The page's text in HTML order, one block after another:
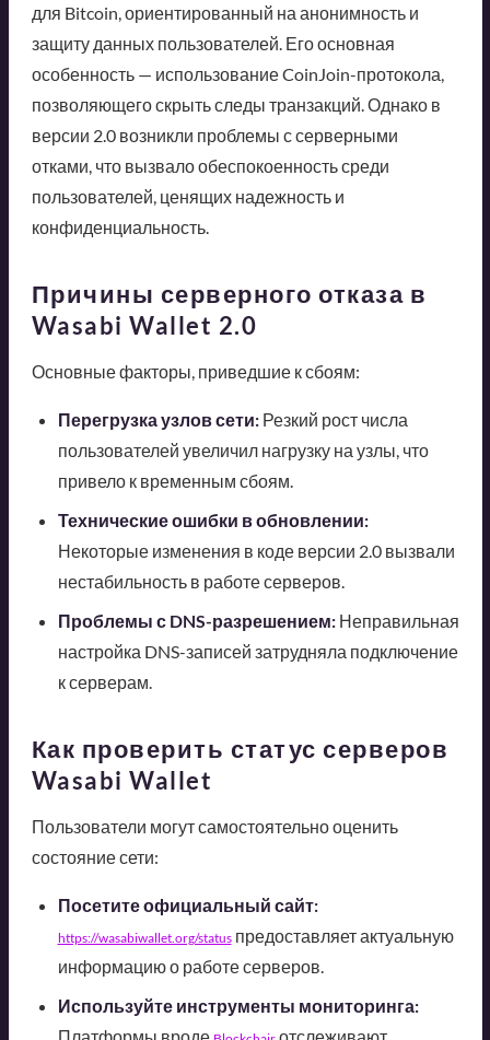
для Bitcoin, ориентированный на анонимность и
защиту данных пользователей. Его основная
особенность — использование CoinJoin-протокола,
позволяющего скрыть следы транзакций. Однако в
версии 2.0 возникли проблемы с серверными
отками, что вызвало обеспокоенность среди
пользователей, ценящих надежность и
конфиденциальность.
Причины серверного отказа в
Wasabi Wallet 2.0
Основные факторы, приведшие к сбоям:
Перегрузка узлов сети:Резкий рост числа
пользователей увеличил нагрузку на узлы, что
привело к временным сбоям.
Технические ошибки в обновлении:
Некоторые изменения в коде версии 2.0 вызвали
нестабильность в работе серверов.
Проблемы с DNS-разрешением:Неправильная
настройка DNS-записей затрудняла подключение
к серверам.
Как проверить статус серверов
Wasabi Wallet
Пользователи могут самостоятельно оценить
состояние сети:
Посетите официальный сайт:
https://wasabiwallet.org/statusпредоставляет актуальную
информацию о работе серверов.
Используйте инструменты мониторинга: